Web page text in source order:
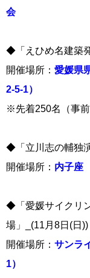
会
◆「えひめ名建築
開催場所： 愛媛県
2-5-1）
※先着250名（事前
◆「立川志の輔独
開催場所： 内子座
◆「愛媛サイクリ
場」_(11月8日(日))
開催場所： サンラ
1）